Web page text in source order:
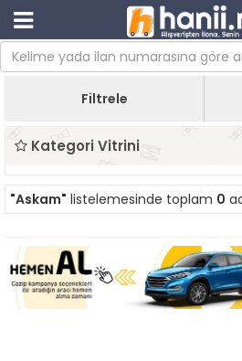
Filtrele
Kategori Vitrini
"Askam" listelemesinde toplam 0